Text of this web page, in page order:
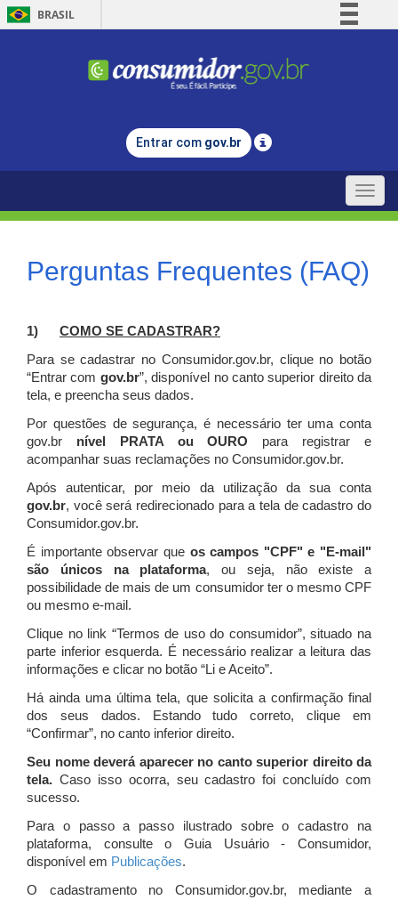
BRASIL
Comunica BR
Legislação
Entrar com gov.br
Toggle
Perguntas Frequentes (FAQ)
1) COMO SE CADASTRAR?
Para se cadastrar no Consumidor.gov.br, clique no botão
“Entrar com gov.br”, disponível no canto superior direito da
tela, e preencha seus dados.
Por questões de segurança, é necessário ter uma conta
gov.br nível PRATA ou OURO para registrar e
acompanhar suas reclamações no Consumidor.gov.br.
Após autenticar, por meio da utilização da sua conta
gov.br, você será redirecionado para a tela de cadastro do
Consumidor.gov.br.
É importante observar que os campos "CPF" e "E-mail"
são únicos na plataforma, ou seja, não existe a
possibilidade de mais de um consumidor ter o mesmo CPF
ou mesmo e-mail.
Clique no link “Termos de uso do consumidor”, situado na
parte inferior esquerda. É necessário realizar a leitura das
informações e clicar no botão “Li e Aceito”.
Há ainda uma última tela, que solicita a confirmação final
dos seus dados. Estando tudo correto, clique em
“Confirmar”, no canto inferior direito.
Seu nome deverá aparecer no canto superior direito da
tela. Caso isso ocorra, seu cadastro foi concluído com
sucesso.
Para o passo a passo ilustrado sobre o cadastro na
plataforma, consulte o Guia Usuário - Consumidor,
disponível em Publicações.
O cadastramento no Consumidor.gov.br, mediante a